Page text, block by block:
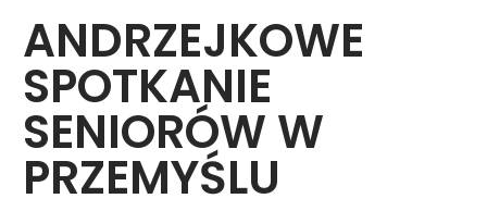
ANDRZEJKOWE
SPOTKANIE
SENIORÓW W
PRZEMYŚLU